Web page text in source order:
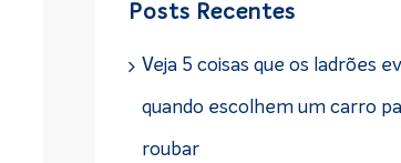
Posts Recentes
Veja 5 coisas que os ladrões
quando escolhem um carro
roubar